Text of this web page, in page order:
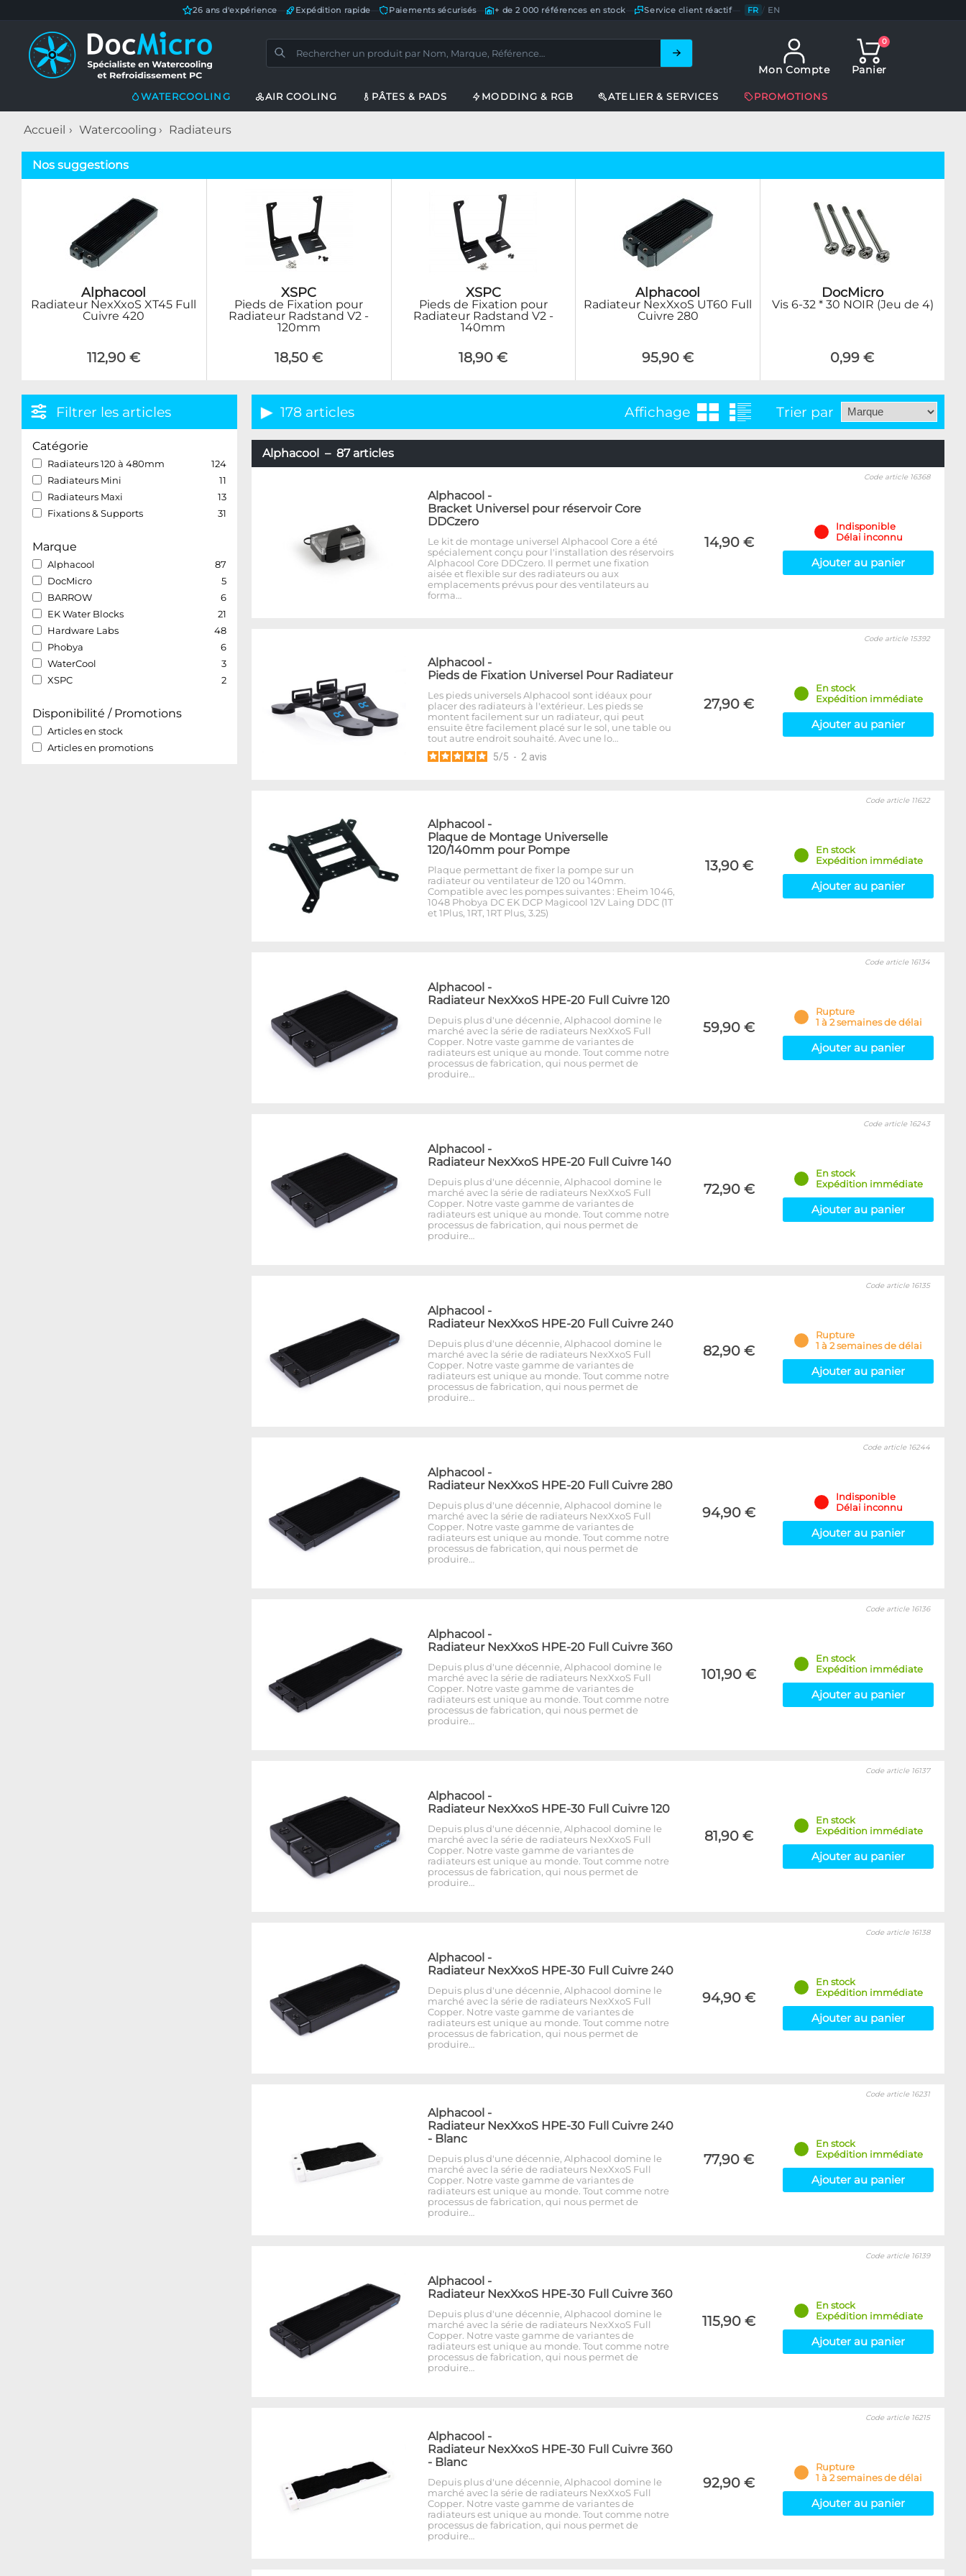
26 ans d'expérience Expédition rapide Paiements sécurisés— + de 2 000 références en stock Service client réactif— FR / EN
Mon Compte
0
Panier
WATERCOOLING AIR COOLING PÂTES & PADS MODDING & RGB ATELIER & SERVICES PROMOTIONS
Accueil Watercooling Radiateurs
Nos suggestions
Alphacool
Radiateur NexXxoS XT45 Full
Cuivre 420
112,90 €
XSPC
Pieds de Fixation pour
Radiateur Radstand V2 -
120mm
18,50 €
XSPC
Pieds de Fixation pour
Radiateur Radstand V2 -
140mm
18,90 €
Alphacool
Radiateur NexXxoS UT60 Full
Cuivre 280
95,90 €
DocMicro
Vis 6-32 * 30 NOIR (Jeu de 4)
0,99 €
Filtrer les articles
Catégorie
Radiateurs 120 à 480mm
124
Radiateurs Mini
11
Radiateurs Maxi
13
Fixations & Supports
31
Marque
Alphacool
87
DocMicro
5
BARROW
6
EK Water Blocks
21
Hardware Labs
48
Phobya
6
WaterCool
3
XSPC
2
Disponibilité / Promotions
Articles en stock
Articles en promotions
178 articles Affichage Trier par
Alphacool – 87 articles
Alphacool -
Bracket Universel pour réservoir Core
DDCzero
Le kit de montage universel Alphacool Core a été
spécialement conçu pour l'installation des réservoirs
Alphacool Core DDCzero. Il permet une fixation
aisée et flexible sur des radiateurs ou aux
emplacements prévus pour des ventilateurs au
forma…
14,90 €
Code article 16368
Indisponible
Délai inconnu
Ajouter au panier
Alphacool -
Pieds de Fixation Universel Pour Radiateur
Les pieds universels Alphacool sont idéaux pour
placer des radiateurs à l'extérieur. Les pieds se
montent facilement sur un radiateur, qui peut
ensuite être facilement placé sur le sol, une table ou
tout autre endroit souhaité. Avec une lo…
5/5 - 2 avis
27,90 €
Code article 15392
En stock
Expédition immédiate
Ajouter au panier
Alphacool -
Plaque de Montage Universelle
120/140mm pour Pompe
Plaque permettant de fixer la pompe sur un
radiateur ou ventilateur de 120 ou 140mm.
Compatible avec les pompes suivantes : Eheim 1046,
1048 Phobya DC EK DCP Magicool 12V Laing DDC (1T
et 1Plus, 1RT, 1RT Plus, 3.25)
13,90 €
Code article 11622
En stock
Expédition immédiate
Ajouter au panier
Alphacool -
Radiateur NexXxoS HPE-20 Full Cuivre 120
Depuis plus d'une décennie, Alphacool domine le
marché avec la série de radiateurs NexXxoS Full
Copper. Notre vaste gamme de variantes de
radiateurs est unique au monde. Tout comme notre
processus de fabrication, qui nous permet de
produire…
59,90 €
Code article 16134
Rupture
1 à 2 semaines de délai
Ajouter au panier
Alphacool -
Radiateur NexXxoS HPE-20 Full Cuivre 140
Depuis plus d'une décennie, Alphacool domine le
marché avec la série de radiateurs NexXxoS Full
Copper. Notre vaste gamme de variantes de
radiateurs est unique au monde. Tout comme notre
processus de fabrication, qui nous permet de
produire…
72,90 €
Code article 16243
En stock
Expédition immédiate
Ajouter au panier
Alphacool -
Radiateur NexXxoS HPE-20 Full Cuivre 240
Depuis plus d'une décennie, Alphacool domine le
marché avec la série de radiateurs NexXxoS Full
Copper. Notre vaste gamme de variantes de
radiateurs est unique au monde. Tout comme notre
processus de fabrication, qui nous permet de
produire…
82,90 €
Code article 16135
Rupture
1 à 2 semaines de délai
Ajouter au panier
Alphacool -
Radiateur NexXxoS HPE-20 Full Cuivre 280
Depuis plus d'une décennie, Alphacool domine le
marché avec la série de radiateurs NexXxoS Full
Copper. Notre vaste gamme de variantes de
radiateurs est unique au monde. Tout comme notre
processus de fabrication, qui nous permet de
produire…
94,90 €
Code article 16244
Indisponible
Délai inconnu
Ajouter au panier
Alphacool -
Radiateur NexXxoS HPE-20 Full Cuivre 360
Depuis plus d'une décennie, Alphacool domine le
marché avec la série de radiateurs NexXxoS Full
Copper. Notre vaste gamme de variantes de
radiateurs est unique au monde. Tout comme notre
processus de fabrication, qui nous permet de
produire…
101,90 €
Code article 16136
En stock
Expédition immédiate
Ajouter au panier
Alphacool -
Radiateur NexXxoS HPE-30 Full Cuivre 120
Depuis plus d'une décennie, Alphacool domine le
marché avec la série de radiateurs NexXxoS Full
Copper. Notre vaste gamme de variantes de
radiateurs est unique au monde. Tout comme notre
processus de fabrication, qui nous permet de
produire…
81,90 €
Code article 16137
En stock
Expédition immédiate
Ajouter au panier
Alphacool -
Radiateur NexXxoS HPE-30 Full Cuivre 240
Depuis plus d'une décennie, Alphacool domine le
marché avec la série de radiateurs NexXxoS Full
Copper. Notre vaste gamme de variantes de
radiateurs est unique au monde. Tout comme notre
processus de fabrication, qui nous permet de
produire…
94,90 €
Code article 16138
En stock
Expédition immédiate
Ajouter au panier
Alphacool -
Radiateur NexXxoS HPE-30 Full Cuivre 240
- Blanc
Depuis plus d'une décennie, Alphacool domine le
marché avec la série de radiateurs NexXxoS Full
Copper. Notre vaste gamme de variantes de
radiateurs est unique au monde. Tout comme notre
processus de fabrication, qui nous permet de
produire…
77,90 €
Code article 16231
En stock
Expédition immédiate
Ajouter au panier
Alphacool -
Radiateur NexXxoS HPE-30 Full Cuivre 360
Depuis plus d'une décennie, Alphacool domine le
marché avec la série de radiateurs NexXxoS Full
Copper. Notre vaste gamme de variantes de
radiateurs est unique au monde. Tout comme notre
processus de fabrication, qui nous permet de
produire…
115,90 €
Code article 16139
En stock
Expédition immédiate
Ajouter au panier
Alphacool -
Radiateur NexXxoS HPE-30 Full Cuivre 360
- Blanc
Depuis plus d'une décennie, Alphacool domine le
marché avec la série de radiateurs NexXxoS Full
Copper. Notre vaste gamme de variantes de
radiateurs est unique au monde. Tout comme notre
processus de fabrication, qui nous permet de
produire…
92,90 €
Code article 16215
Rupture
1 à 2 semaines de délai
Ajouter au panier